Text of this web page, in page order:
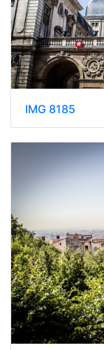
IMG 8185